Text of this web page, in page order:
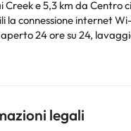
Creek e 5,3 km da Centro
la connessione internet
aperto 24 ore su 24,
È disponibile un
di più leggero. Goditi il
legali